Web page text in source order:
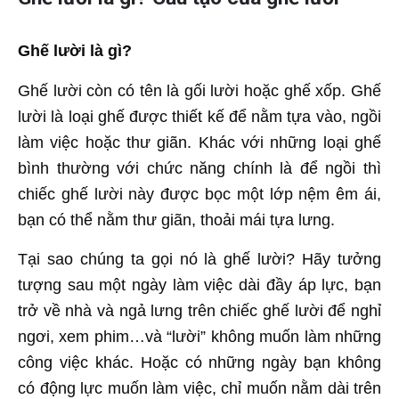
Ghế lười là gì?
Ghế lười còn có tên là gối lười hoặc ghế xốp. Ghế
lười là loại ghế được thiết kế để nằm tựa vào, ngồi
làm việc hoặc thư giãn. Khác với những loại ghế
bình thường với chức năng chính là để ngồi thì
chiếc ghế lười này được bọc một lớp nệm êm ái,
bạn có thể nằm thư giãn, thoải mái tựa lưng.
Tại sao chúng ta gọi nó là ghế lười? Hãy tưởng
tượng sau một ngày làm việc dài đầy áp lực, bạn
trở về nhà và ngả lưng trên chiếc ghế lười để nghỉ
ngơi, xem phim…và “lười” không muốn làm những
công việc khác. Hoặc có những ngày bạn không
có động lực muốn làm việc, chỉ muốn nằm dài trên